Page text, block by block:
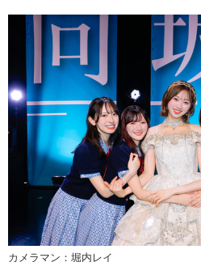
カメラマン：堀内レイ